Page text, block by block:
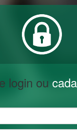
login ou